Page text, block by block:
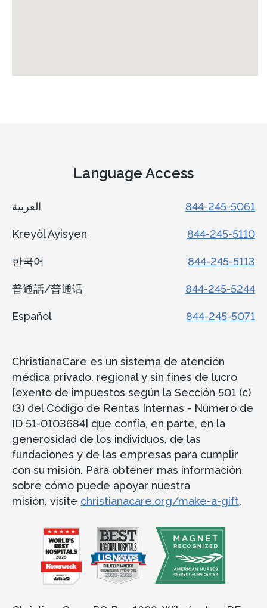
Language Access
844-245-5061
Kreyòl Ayisyen 844-245-5110
한국어 844-245-5113
普通話/普通话 844-245-5244
Español 844-245-5071
ChristianaCare es un sistema de atención
médica privado, regional y sin fines de lucro
[exento de impuestos según la Sección 501 (c)
(3) del Código de Rentas Internas - Número de
ID 51-0103684] que confía, en parte, en la
generosidad de los individuos, de las
fundaciones y de las empresas para cumplir
con su misión. Para obtener más información
sobre cómo puede apoyar nuestra
misión, visite christianacare.org/make-a-gift.